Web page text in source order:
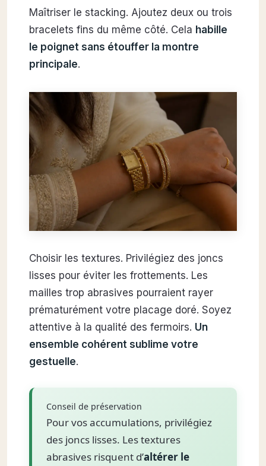
Maîtriser le stacking. Ajoutez deux ou trois
bracelets fins du même côté. Cela habille
le poignet sans étouffer la montre
principale.
Choisir les textures. Privilégiez des joncs
lisses pour éviter les frottements. Les
mailles trop abrasives pourraient rayer
prématurément votre placage doré. Soyez
attentive à la qualité des fermoirs. Un
ensemble cohérent sublime votre
gestuelle.
Conseil de préservation
Pour vos accumulations, privilégiez
des joncs lisses. Les textures
abrasives risquent d’altérer le